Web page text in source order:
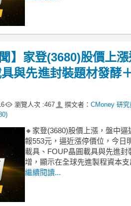
】家登(3680)股價上
與先進封裝題材發酵
瀏覽人次 :467 撰文者： CMoney 研究
🔸家登(3680)股價上漲，盤中
報553元，逼近漲停價位，今日
載具、FOUP晶圓載具與先進
增，顯示在全球先進製程資本
繼續閱讀...